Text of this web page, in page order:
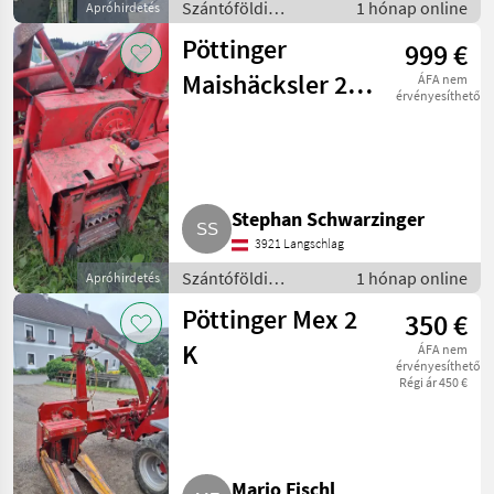
Apróhirdetés
Szántóföldi
betakarítógépek /
Kombájn adapter
1 hónap online
Apróhirdetés
Pöttinger
Maishäcksler 2-
999 €
ÁFA nem
érvényesíthető
Stephan Schwarzinger
3921 Langschlag
Szántóföldi
betakarítógépek /
Kombájn adapter
1 hónap online
Pöttinger Mex 2
K
350 €
ÁFA nem
érvényesíthető
Régi ár 450 €